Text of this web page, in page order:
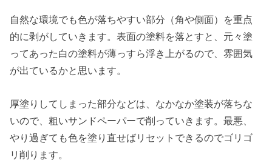
自然な環境でも色が落ちやすい部分（角や側面）を重点
的に剥がしていきます。表面の塗料を落とすと、元々塗
ってあった白の塗料が薄っすら浮き上がるので、雰囲気
が出ているかと思います。
厚塗りしてしまった部分などは、なかなか塗装が落ちな
いので、粗いサンドペーパーで削っていきます。最悪、
やり過ぎても色を塗り直せばリセットできるのでゴリゴ
リ削ります。